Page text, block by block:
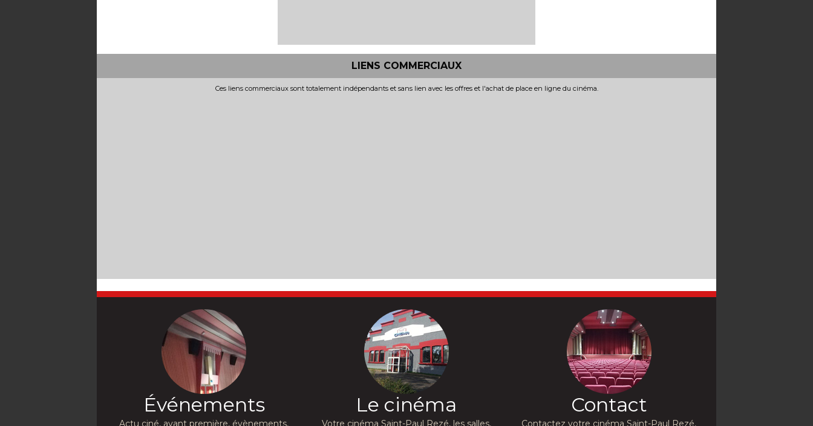
LIENS COMMERCIAUX
Ces liens commerciaux sont totalement indépendants et sans lien avec les offres et l'achat de place en ligne du cinéma.
Événements
Actu ciné, avant première, évènements,
Le cinéma
Votre cinéma Saint-Paul Rezé, les salles,
Contact
Contactez votre cinéma Saint-Paul Rezé,